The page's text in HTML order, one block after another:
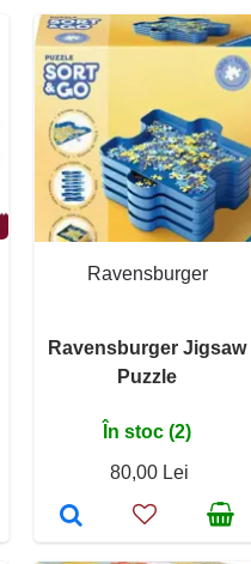
Ravensburger
Ravensburger Jigsaw
Puzzle
În stoc (2)
80,00 Lei